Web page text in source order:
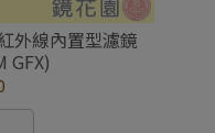
外線內置型濾鏡
GFX)